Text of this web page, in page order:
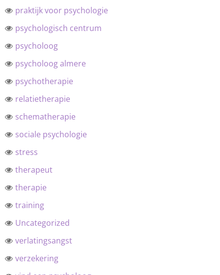
praktijk voor psychologie
psychologisch centrum
psycholoog
psycholoog almere
psychotherapie
relatietherapie
schematherapie
sociale psychologie
stress
therapeut
therapie
training
Uncategorized
verlatingsangst
verzekering